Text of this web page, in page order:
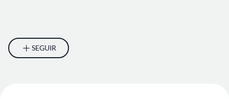
SEGUIR